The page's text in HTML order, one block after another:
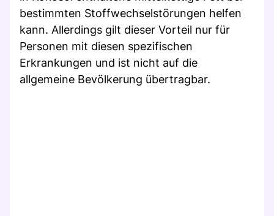
bestimmten Stoffwechselstörungen helfen
kann. Allerdings gilt dieser Vorteil nur für
Personen mit diesen spezifischen
Erkrankungen und ist nicht auf die
allgemeine Bevölkerung übertragbar.